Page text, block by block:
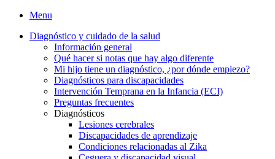
Menu
Diagnóstico y cuidado de la salud
Información general
Qué hacer si notas que hay algo diferente
Mi hijo tiene un diagnóstico, ¿por dónde empiezo?
Diagnósticos para discapacidades
Intervención Temprana en la Infancia (ECI)
Preguntas frecuentes
Diagnósticos
Lesiones cerebrales
Discapacidades de aprendizaje
Condiciones relacionadas al Zika